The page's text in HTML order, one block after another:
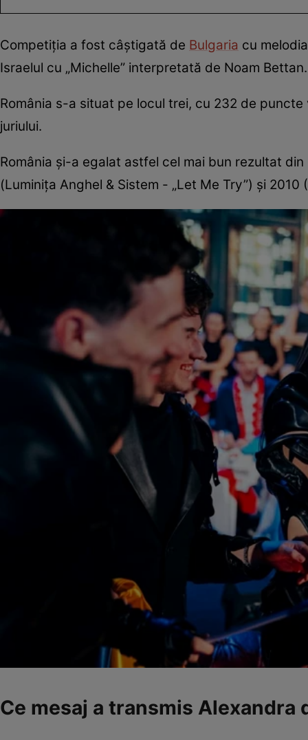
Competiția a fost câștigată de Bulgaria cu
Israelul cu „Michelle” interpretată de Noam Bettan.
România s-a situat pe locul trei, cu 232 de
juriului.
România și-a egalat astfel cel mai bun rezultat
(Luminița Anghel & Sistem - „Let Me Try”) și 2010
Ce mesaj a transmis Alexandra